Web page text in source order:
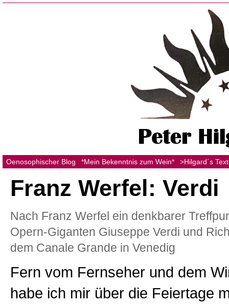
Oenosophischer Blog *Mein Bekenntnis zum Wein* >Hilgard´s
Franz Werfel: Verdi
Nach Franz Werfel ein denkbarer
Opern-Giganten Giuseppe Verdi und
dem Canale Grande in Venedig
Fern vom Fernseher und dem
habe ich mir über die Feiertage